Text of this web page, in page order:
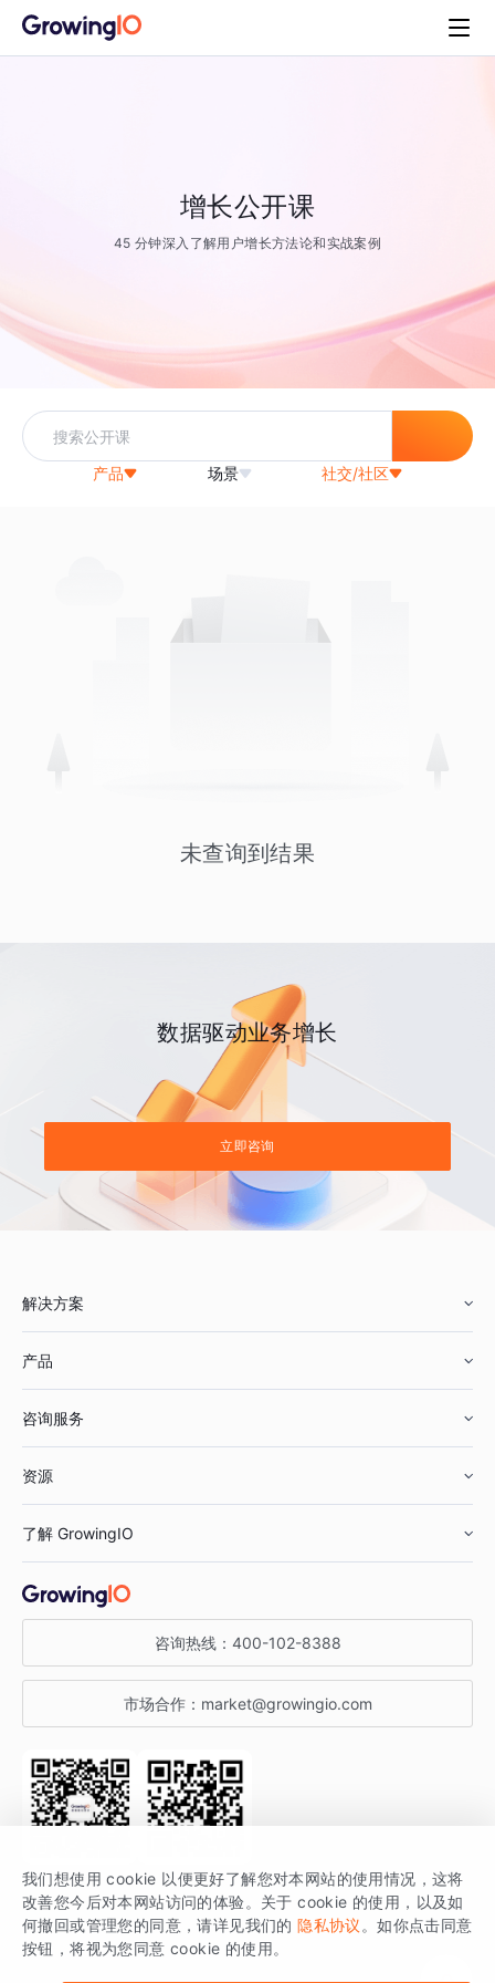
增长公开课
45 分钟深入了解用户增长方法论和实战案例
产品 场景 社交/社区
未查询到结果
数据驱动业务增长
立即咨询
解决方案
鞋服行业
汽车行业
金融行业
产品
智能运营
获客分析
咨询服务
资源
增长公开课
增长博客
开发者文档
SDK 文档
场景指南
了解 GrowingIO
关于 GrowingIO
增长大会
行业活动
咨询热线： 400-102-8388
市场合作： market@growingio.com
关注公众号 获取更多干货
GrowingIO 是专注于数据智能分析与增长的品牌，核心平台为 GrowingIO
分析云。
我们想使用 cookie 以便更好了解您对本网站的使用情况，这将
改善您今后对本网站访问的体验。关于 cookie 的使用，以及如
何撤回或管理您的同意，请详见我们的 隐私协议 。如你点击同意
按钮，将视为您同意 cookie 的使用。